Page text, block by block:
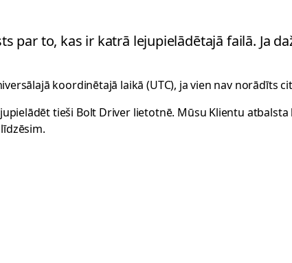
par to, kas ir katrā lejupielādētajā failā. Ja
koordinētajā laikā (UTC), ja vien nav norādīts
tieši Bolt Driver lietotnē. Mūsu Klientu